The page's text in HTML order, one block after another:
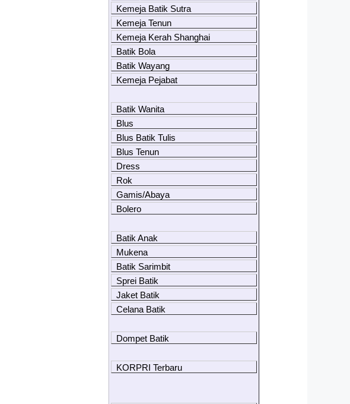
Kemeja Batik Sutra
Kemeja Tenun
Kemeja Kerah Shanghai
Batik Bola
Batik Wayang
Kemeja Pejabat
Batik Wanita
Blus
Blus Batik Tulis
Blus Tenun
Dress
Rok
Gamis/Abaya
Bolero
Batik Anak
Mukena
Batik Sarimbit
Sprei Batik
Jaket Batik
Celana Batik
Dompet Batik
KORPRI Terbaru